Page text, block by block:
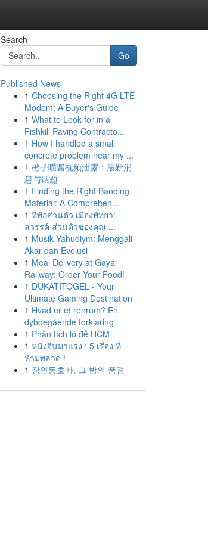
Search
Go
Published News
1 Choosing the Right 4G LTE
Modem: A Buyer's Guide
1 What to Look for in a
Fishkill Paving Contracto...
1 How I handled a small
concrete problem near my ...
1 橙子喵酱视频泄露：最新消
息与话题
1 Finding the Right Banding
Material: A Comprehen...
1 ที่พักส่วนตัว เมืองพัทยา:
สวรรค์ ส่วนตัวของคุณ ...
1 Musik Yahudiym: Menggali
Akar dan Evolusi
1 Meal Delivery at Gaya
Railway: Order Your Food!
1 DUKATITOGEL - Your
Ultimate Gaming Destination
1 Hvad er et renrum? En
dybdegående forklaring
1 Phân tích lô đề HCM
1 หนังจีนมาแรง : 5 เรื่อง ที่
ห้ามพลาด !
1 장안동호빠, 그 밤의 풍경